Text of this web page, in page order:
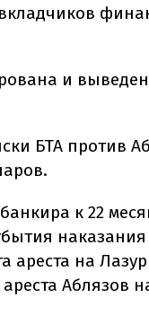
и
БТА против
к 22
ареста на
Аблязов